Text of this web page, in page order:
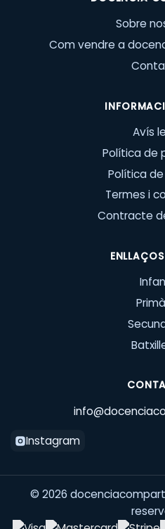
Sobre
Com vendre a
Avís
Política de
Política
Termes i
Contracte
Instagram
© 2026